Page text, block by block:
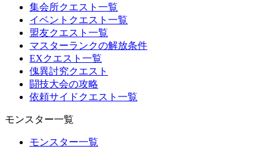
集会所クエスト一覧
イベントクエスト一覧
盟友クエスト一覧
マスターランクの解放条件
EXクエスト一覧
傀異討究クエスト
闘技大会の攻略
依頼サイドクエスト一覧
モンスター一覧
モンスター一覧